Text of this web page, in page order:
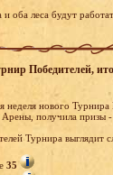
оба леса будут
Победителей,
неделя нового
получила призы
Турнира выглядит
35